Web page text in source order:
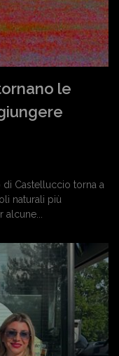
le
di Castelluccio torna a
naturali più